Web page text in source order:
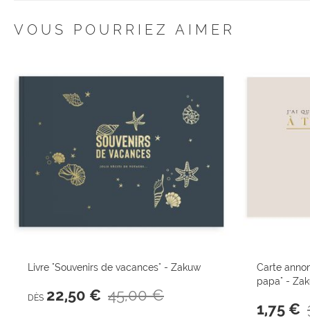
de
VOUS POURRIEZ AIMER
Livre "Souvenirs de vacances" - Zakuw
DÈS 22,50 € 45,00 €
Carte
papa" -
1,75 €